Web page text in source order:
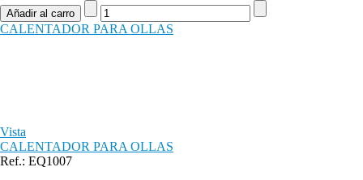
CALENTADOR PARA OLLAS
Vista
CALENTADOR PARA OLLAS
Ref.: EQ1007